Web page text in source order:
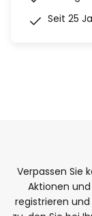
Seit 25
Verpassen Sie
Aktionen
registrieren